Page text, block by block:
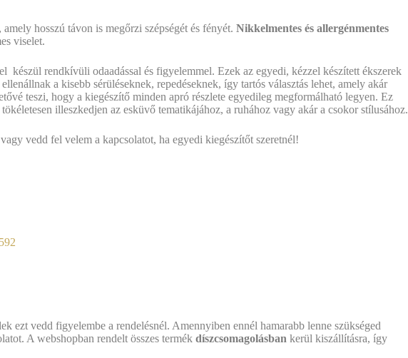
hosszú távon is megőrzi szépségét és fényét. Nikkelmentes és allergénmentes
viselet.
készül rendkívüli odaadással és figyelemmel. Ezek az egyedi, kézzel készített ékszerek
a kisebb sérüléseknek, repedéseknek, így tartós választás lehet, amely akár
teszi, hogy a kiegészítő minden apró részlete egyedileg megformálható legyen. Ez
illeszkedjen az esküvő tematikájához, a ruhához vagy akár a csokor stílusához.
vedd fel velem a kapcsolatot, ha egyedi kiegészítőt szeretnél!
ezt vedd figyelembe a rendelésnél. Amennyiben ennél hamarabb lenne szükséged
A webshopban rendelt összes termék díszcsomagolásban kerül kiszállításra, így